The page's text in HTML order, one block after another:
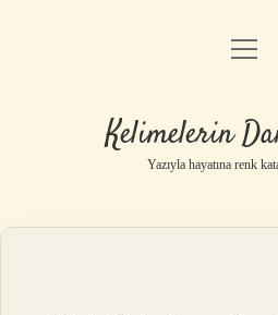
Anasayfa
Yasal
Kelimelerin
Yazıyla hayatına renk